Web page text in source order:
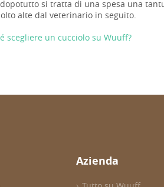
si tratta di una spesa una
alte dal veterinario in seguito.
scegliere un cucciolo su Wuuff?
Azienda